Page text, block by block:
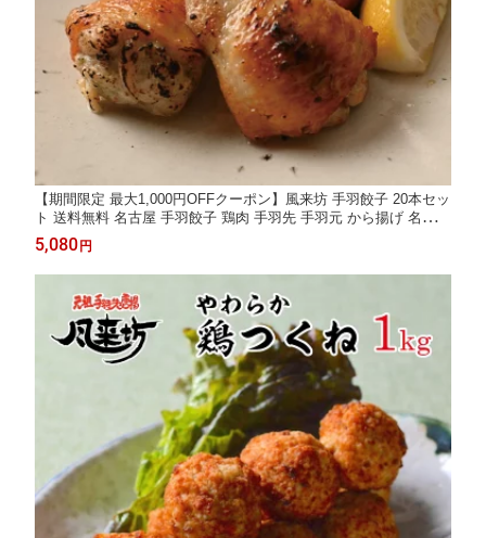
【期間限定 最大1,000円OFFクーポン】風来坊 手羽餃子 20本セッ
ト 送料無料 名古屋 手羽餃子 鶏肉 手羽先 手羽元 から揚げ 名古屋
名物 レンチングルメ プレゼント 贈答 簡単調理 土産 お土産 通販
2026 ギフト 楽天 御中元 お中元 残暑見舞い
5,080 円